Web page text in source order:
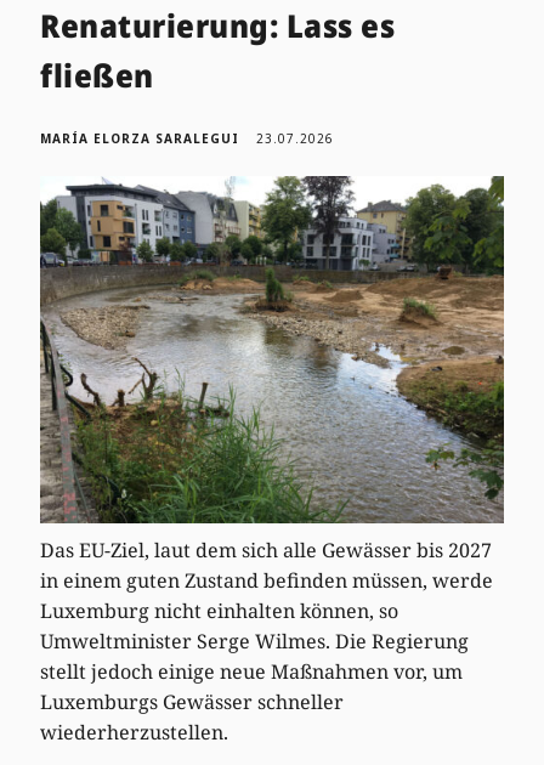
Renaturierung: Lass es
fließen
MARÍA ELORZA SARALEGUI 23.07.2026
Das EU-Ziel, laut dem sich alle Gewässer bis 2027
in einem guten Zustand befinden müssen, werde
Luxemburg nicht einhalten können, so
Umweltminister Serge Wilmes. Die Regierung
stellt jedoch einige neue Maßnahmen vor, um
Luxemburgs Gewässer schneller
wiederherzustellen.